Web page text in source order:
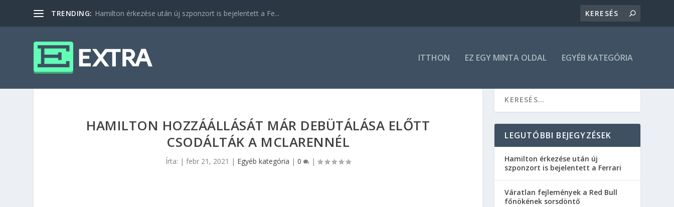
TRENDING: Hamilton érkezése után új szponzort is bejelentett a Fe...
ITTHON EZ EGY MINTA OLDAL EGYÉB KATEGÓRIA
HAMILTON HOZZÁÁLLÁSÁT MÁR DEBÜTÁLÁSA ELŐTT
CSODÁLTÁK A MCLARENNÉL
Írta: |febr 21, 2021 | Egyéb kategória |0 |
LEGUTÓBBI BEJEGYZÉSEK
Hamilton érkezése után új
szponzort is bejelentett a Ferrari
Váratlan fejlemények a Red Bull
főnökének sorsdöntő